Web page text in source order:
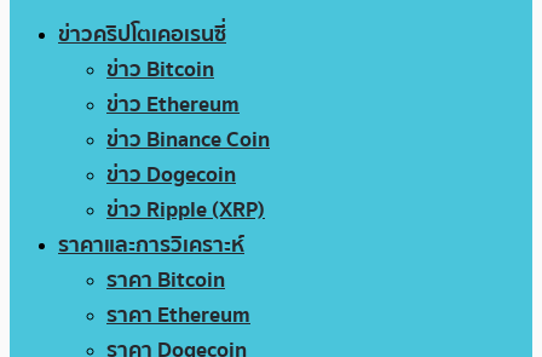
ข่าวคริปโตเคอเรนซี่
ข่าว Bitcoin
ข่าว Ethereum
ข่าว Binance Coin
ข่าว Dogecoin
ข่าว Ripple (XRP)
ราคาและการวิเคราะห์
ราคา Bitcoin
ราคา Ethereum